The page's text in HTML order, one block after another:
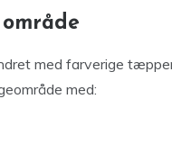
med farverige
med: